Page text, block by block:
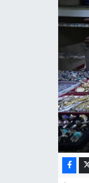
Resmi İlanlar
Sinemalar